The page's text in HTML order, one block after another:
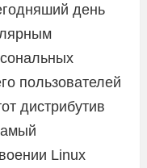
день
пользователей
дистрибутив
Linux